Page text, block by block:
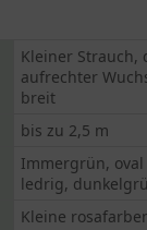
Kleiner
aufrechter
breit
bis zu 2,5 m
Immergrün,
ledrig,
Kleine